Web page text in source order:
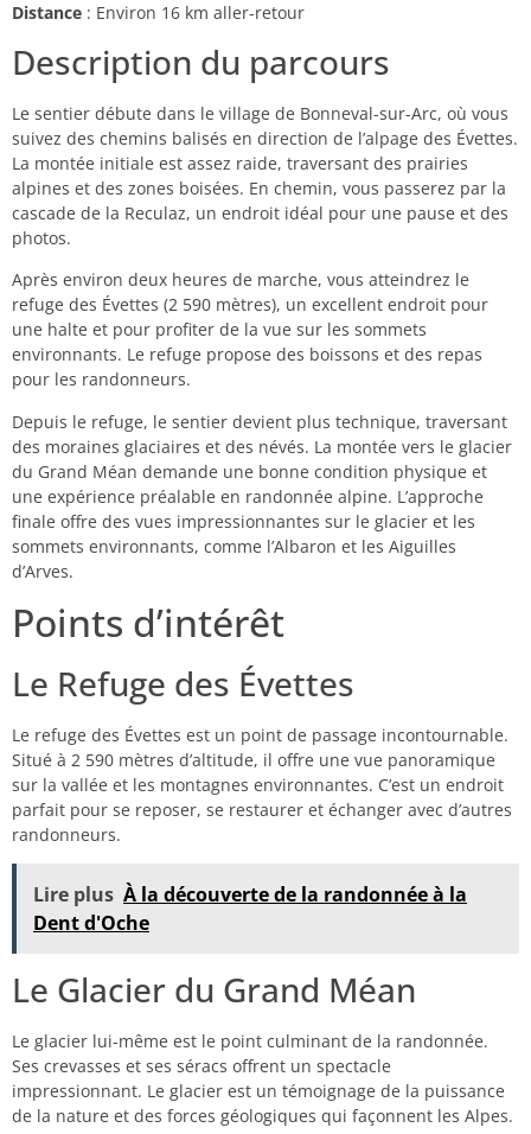
Distance : Environ 16 km aller-retour
Description du parcours
Le sentier débute dans le village de Bonneval-sur-Arc, où vous
suivez des chemins balisés en direction de l’alpage des Évettes.
La montée initiale est assez raide, traversant des prairies
alpines et des zones boisées. En chemin, vous passerez par la
cascade de la Reculaz, un endroit idéal pour une pause et des
photos.
Après environ deux heures de marche, vous atteindrez le
refuge des Évettes (2 590 mètres), un excellent endroit pour
une halte et pour profiter de la vue sur les sommets
environnants. Le refuge propose des boissons et des repas
pour les randonneurs.
Depuis le refuge, le sentier devient plus technique, traversant
des moraines glaciaires et des névés. La montée vers le glacier
du Grand Méan demande une bonne condition physique et
une expérience préalable en randonnée alpine. L’approche
finale offre des vues impressionnantes sur le glacier et les
sommets environnants, comme l’Albaron et les Aiguilles
d’Arves.
Points d’intérêt
Le Refuge des Évettes
Le refuge des Évettes est un point de passage incontournable.
Situé à 2 590 mètres d’altitude, il offre une vue panoramique
sur la vallée et les montagnes environnantes. C’est un endroit
parfait pour se reposer, se restaurer et échanger avec d’autres
randonneurs.
Lire plus À la découverte de la randonnée à la
Dent d'Oche
Le Glacier du Grand Méan
Le glacier lui-même est le point culminant de la randonnée.
Ses crevasses et ses séracs offrent un spectacle
impressionnant. Le glacier est un témoignage de la puissance
de la nature et des forces géologiques qui façonnent les Alpes.